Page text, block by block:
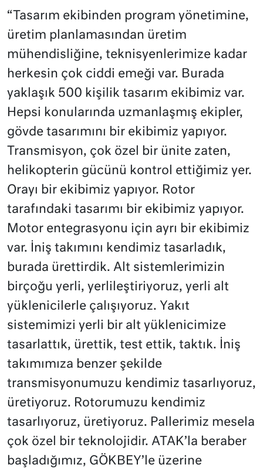
“Tasarım ekibinden program yönetimine,
üretim planlamasından üretim
mühendisliğine, teknisyenlerimize kadar
herkesin çok ciddi emeği var. Burada
yaklaşık 500 kişilik tasarım ekibimiz var.
Hepsi konularında uzmanlaşmış ekipler,
gövde tasarımını bir ekibimiz yapıyor.
Transmisyon, çok özel bir ünite zaten,
helikopterin gücünü kontrol ettiğimiz yer.
Orayı bir ekibimiz yapıyor. Rotor
tarafındaki tasarımı bir ekibimiz yapıyor.
Motor entegrasyonu için ayrı bir ekibimiz
var. İniş takımını kendimiz tasarladık,
burada ürettirdik. Alt sistemlerimizin
birçoğu yerli, yerlileştiriyoruz, yerli alt
yüklenicilerle çalışıyoruz. Yakıt
sistemimizi yerli bir alt yüklenicimize
tasarlattık, ürettik, test ettik, taktık. İniş
takımımıza benzer şekilde
transmisyonumuzu kendimiz tasarlıyoruz,
üretiyoruz. Rotorumuzu kendimiz
tasarlıyoruz, üretiyoruz. Pallerimiz mesela
çok özel bir teknolojidir. ATAK’la beraber
başladığımız, GÖKBEY’le üzerine